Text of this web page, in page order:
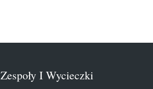
Zespoły I Wycieczki